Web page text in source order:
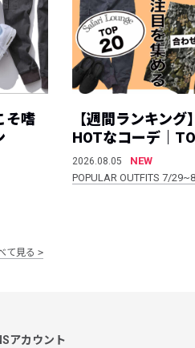
そ嗜
【週間ランキング
HOTなコーデ｜
2026.08.05
NEW
POPULAR OUTFITS 7/
て見る
アカウント